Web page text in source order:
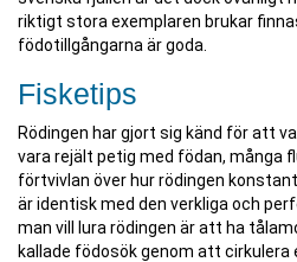
riktigt stora exemplaren brukar
födotillgångarna är goda.
Fisketips
Rödingen har gjort sig känd för att
vara rejält petig med födan, många
förtvivlan över hur rödingen
är identisk med den verkliga och
man vill lura rödingen är att ha
kallade födosök genom att